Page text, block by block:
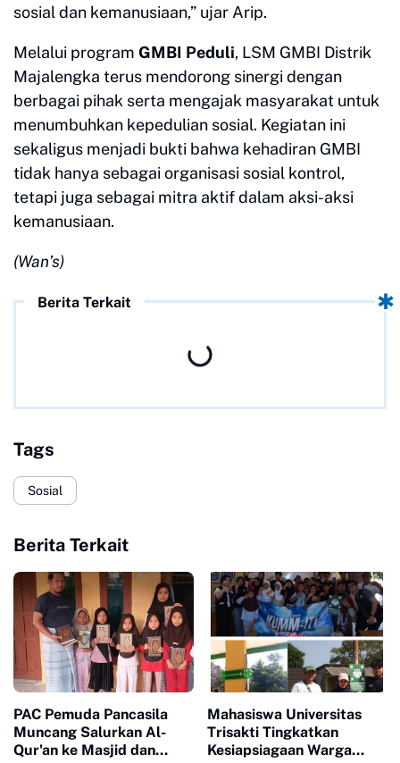
sosial dan kemanusiaan,” ujar Arip.
Melalui program GMBI Peduli, LSM GMBI Distrik
Majalengka terus mendorong sinergi dengan
berbagai pihak serta mengajak masyarakat untuk
menumbuhkan kepedulian sosial. Kegiatan ini
sekaligus menjadi bukti bahwa kehadiran GMBI
tidak hanya sebagai organisasi sosial kontrol,
tetapi juga sebagai mitra aktif dalam aksi-aksi
kemanusiaan.
(Wan’s)
Berita Terkait
Tags
Sosial
Berita Terkait
PAC Pemuda Pancasila
Muncang Salurkan Al-
Qur'an ke Masjid dan
Mahasiswa Universitas
Trisakti Tingkatkan
Kesiapsiagaan Warga